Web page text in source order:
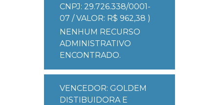
CNPJ: 29.726.338/0001-
07 / VALOR: R$ 962,38 )
NENHUM RECURSO
ADMINISTRATIVO
ENCONTRADO.
VENCEDOR: GOLDEM
DISTIBUIDORA E